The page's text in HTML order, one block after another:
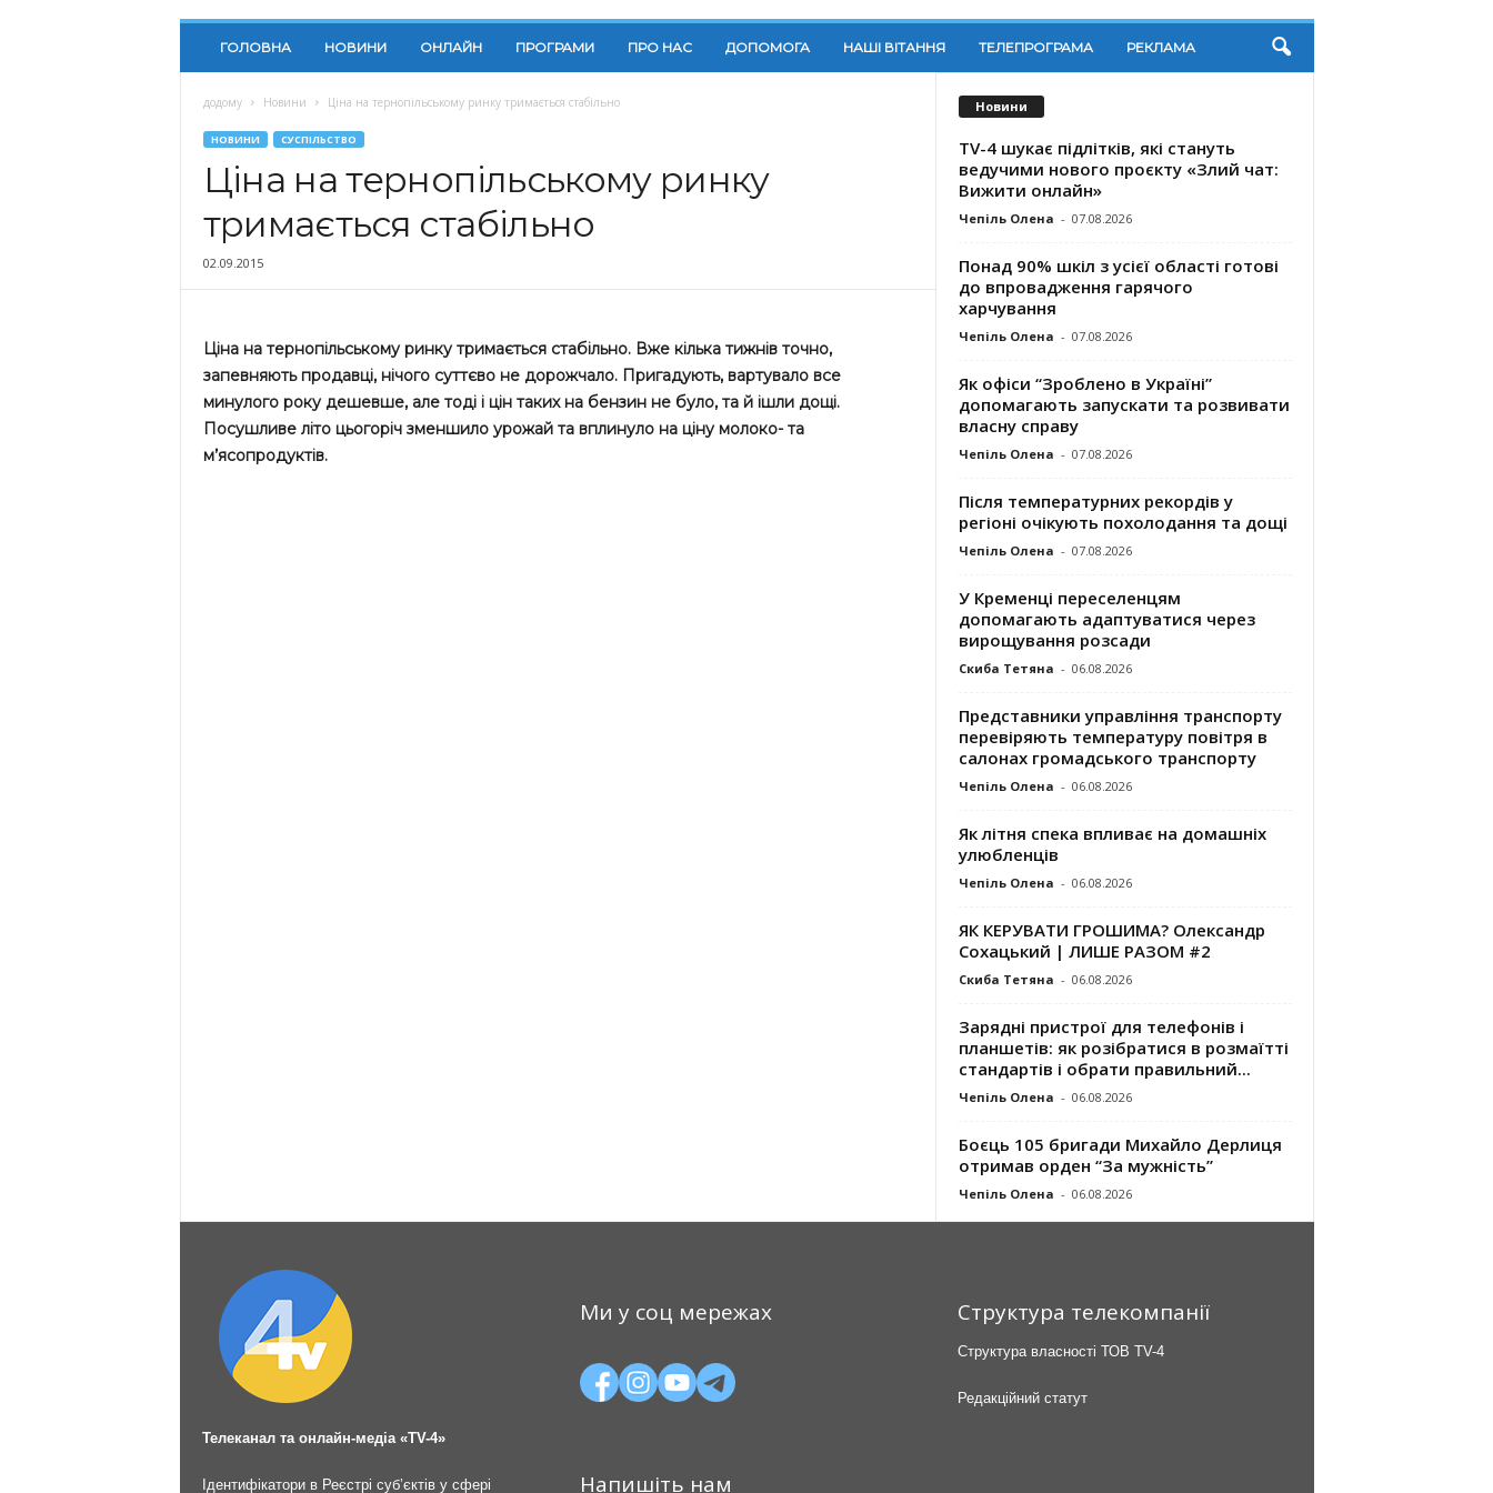
ГОЛОВНА НОВИНИ ОНЛАЙН ПРОГРАМИ ПРО НАС ДОПОМОГА НАШІ ВІТАННЯ ТЕЛЕПРОГРАМА РЕКЛАМА
додому Новини Ціна на тернопільському ринку тримається стабільно
НОВИНИ СУСПІЛЬСТВО
Ціна на тернопільському ринку
тримається стабільно
02.09.2015
Ціна на тернопільському ринку тримається стабільно. Вже кілька тижнів точно,
запевняють продавці, нічого суттєво не дорожчало. Пригадують, вартувало все
минулого року дешевше, але тоді і цін таких на бензин не було, та й ішли дощі.
Посушливе літо цьогоріч зменшило урожай та вплинуло на ціну молоко- та
м’ясопродуктів.
Новини
TV-4 шукає підлітків, які стануть
ведучими нового проєкту «Злий чат:
Вижити онлайн»
Чепіль Олена - 07.08.2026
Понад 90% шкіл з усієї області готові
до впровадження гарячого
харчування
Чепіль Олена - 07.08.2026
Як офіси “Зроблено в Україні”
допомагають запускaти та розвивати
власну справу
Чепіль Олена - 07.08.2026
Після температурних рекордів у
регіоні очікують похолодання та дощі
Чепіль Олена - 07.08.2026
У Кременці переселенцям
допомагають адаптуватися через
вирощування розсади
Скиба Тетяна - 06.08.2026
Представники управління транспорту
перевіряють температуру повітря в
салонах громадського транспорту
Чепіль Олена - 06.08.2026
Як літня спека впливає на домашніх
улюбленців
Чепіль Олена - 06.08.2026
ЯК КЕРУВАТИ ГРОШИМА? Олександр
Сохацький | ЛИШЕ РАЗОМ #2
Скиба Тетяна - 06.08.2026
Зарядні пристрої для телефонів і
планшетів: як розібратися в розмаїтті
стандартів і обрати правильний...
Чепіль Олена - 06.08.2026
Боєць 105 бригади Михайло Дерлиця
отримав орден “За мужність”
Чепіль Олена - 06.08.2026
Телеканал та онлайн-медіа «TV-4»
Ідентифікатори в Реєстрі суб’єктів у сфері
Ми у соц мережах
Напишіть нам
Структура телекомпанії
Структура власності ТОВ TV-4
Редакційний статут